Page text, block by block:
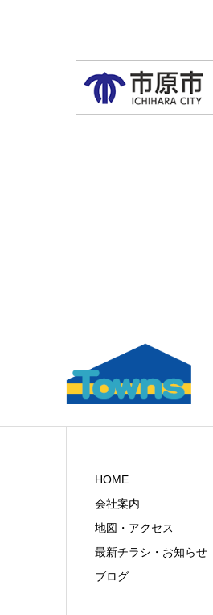
HOME
会社案内
地図・アクセス
最新チラシ・お知らせ
ブログ